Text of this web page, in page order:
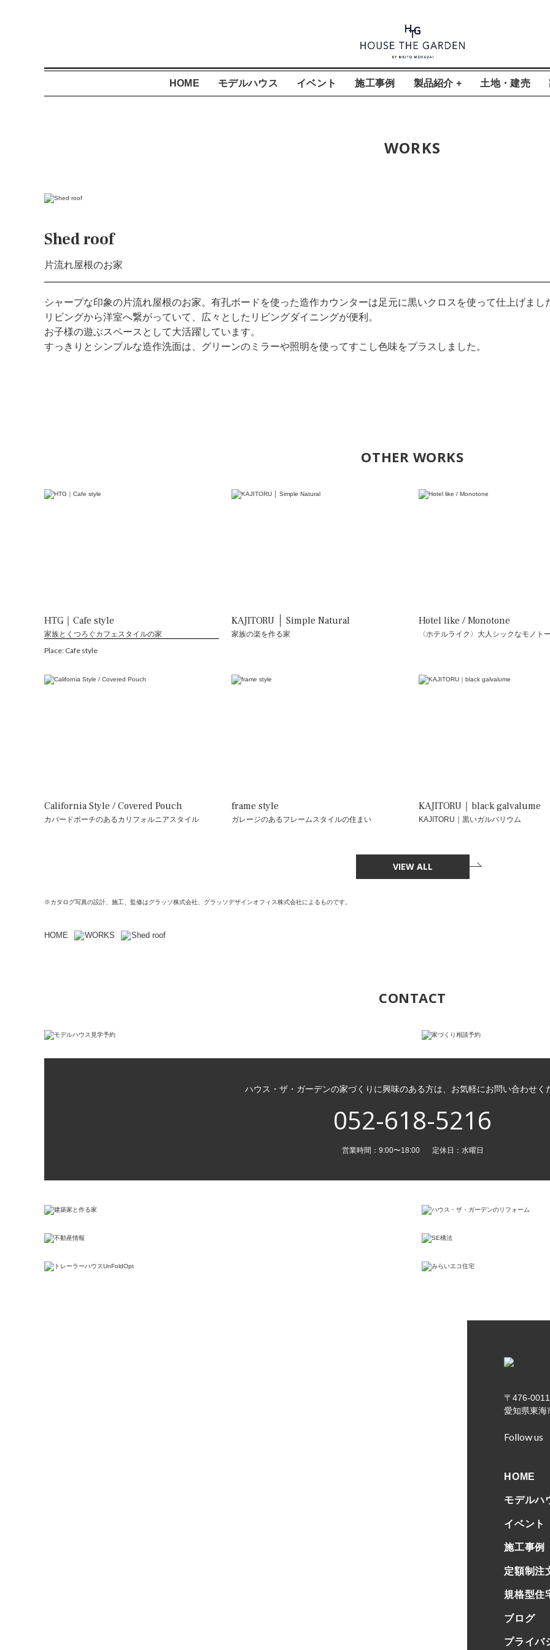
HOME モデルハウス イベント 施工事例 製品紹介 + 土地・建売
WORKS
Shed roof
片流れ屋根のお家
シャープな印象の片流れ屋根のお家。有孔ボードを使った造作カウンターは足元に黒いクロスを使って仕上げまし
リビングから洋室へ繋がっていて、広々としたリビングダイニングが便利。
お子様の遊ぶスペースとして大活躍しています。
すっきりとシンプルな造作洗面は、グリーンのミラーや照明を使ってすこし色味をプラスしました。
OTHER WORKS
HTG｜Cafe style
家族とくつろぐカフェスタイルの家
Place: Cafe style
KAJITORU │ Simple Natural
家族の楽を作る家
Hotel like / Monotone
〈ホテルライク〉大人シックなモノト
California Style / Covered Pouch
カバードポーチのあるカリフォルニアスタイル
frame style
ガレージのあるフレームスタイルの住まい
KAJITORU｜black galvalume
KAJITORU｜黒いガルバリウム
VIEW ALL
※カタログ写真の設計、施工、監修はグラッソ株式会社、グラッソデザインオフィス株式会社によるものです。
HOME WORKS Shed roof
CONTACT
ハウス・ザ・ガーデンの家づくりに興味のある方は、お気軽にお問い合わせく
052-618-5216
営業時間：9:00〜18:00 定休日：水曜日
〒476-0011
愛知県東海
Follow us
HOME
モデルハ
イベント
施⼯事例
定額制注
規格型住
ブログ
プライバ